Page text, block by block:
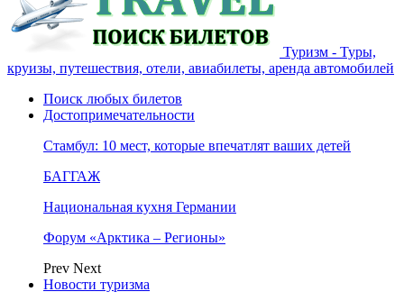
Туризм - Туры,
круизы, путешествия, отели, авиабилеты, аренда автомобилей
Поиск любых билетов
Достопримечательности
Стамбул: 10 мест, которые впечатлят ваших детей
БАГГАЖ
Национальная кухня Германии
Форум «Арктика – Регионы»
Prev Next
Новости туризма